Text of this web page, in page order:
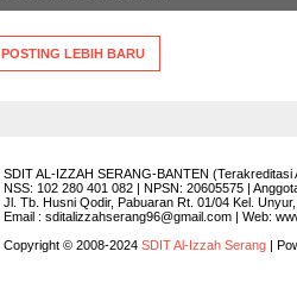
POSTING LEBIH BARU
SDIT AL-IZZAH SERANG-BANTEN (Terakreditasi
NSS: 102 280 401 082 | NPSN: 20605575 |
Jl. Tb. Husni Qodir, Pabuaran Rt. 01/04 Kel.
Email : sditalizzahserang96@gmail.com | Web:
Copyright © 2008-2024 SDIT Al-Izzah Serang |